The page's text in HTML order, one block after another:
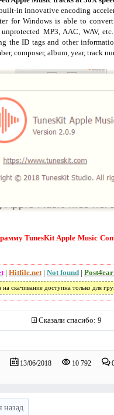
in innovative encoding
for Windows is able to
MP3, AAC, WAV,
the ID tags and other
composer, album, year, track
TunesKit Apple Music
| Hitfile.net| Not found|
на скачивание доступна только для
Сказали спасибо: 9
13/06/2018 10 792
назад